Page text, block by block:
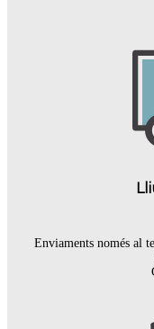
Enviaments només al